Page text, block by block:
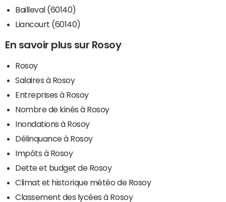
Bailleval (60140)
Liancourt (60140)
En savoir plus sur Rosoy
Rosoy
Salaires à Rosoy
Entreprises à Rosoy
Nombre de kinés à Rosoy
Inondations à Rosoy
Délinquance à Rosoy
Impôts à Rosoy
Dette et budget de Rosoy
Climat et historique météo de Rosoy
Classement des lycées à Rosoy